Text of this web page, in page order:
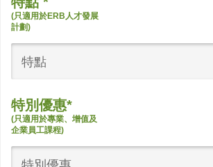
(只適用於ERB人才發展
計劃)
特點
特別優惠*
(只適用於專業、增值及
企業員工課程)